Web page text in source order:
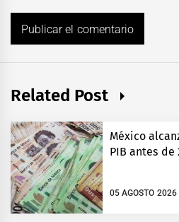
Related Post
México
PIB antes de
05 AGOSTO 2026